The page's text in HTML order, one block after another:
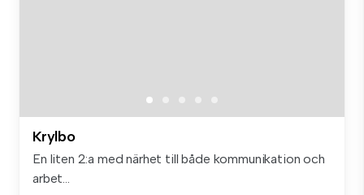
Krylbo
En liten 2:a med närhet till både kommunikation och
arbet...